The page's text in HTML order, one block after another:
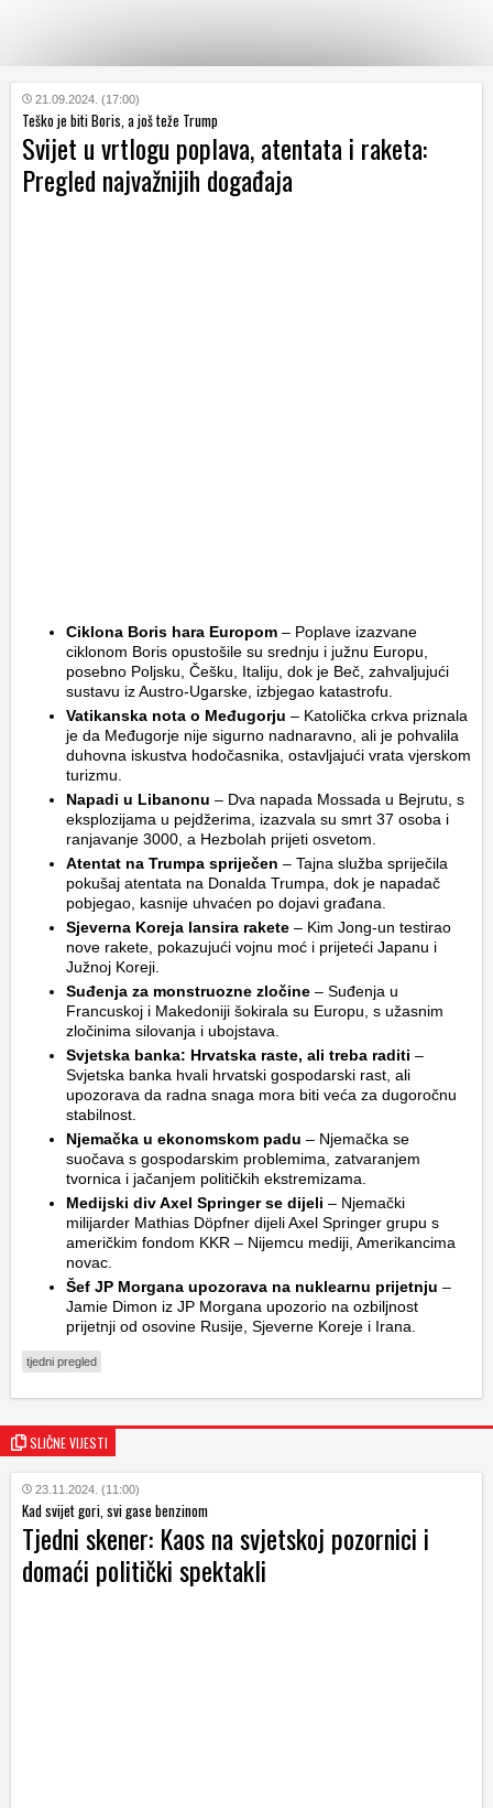
KATEGORIJE
HRVATSKI
WEB
21.09.2024. (17:00)
Teško je biti Boris, a još teže Trump
Svijet u vrtlogu poplava, atentata i raketa:
Pregled najvažnijih događaja
Ciklona Boris hara Europom – Poplave izazvane
ciklonom Boris opustošile su srednju i južnu Europu,
posebno Poljsku, Češku, Italiju, dok je Beč, zahvaljujući
sustavu iz Austro-Ugarske, izbjegao katastrofu.
Vatikanska nota o Međugorju – Katolička crkva priznala
je da Međugorje nije sigurno nadnaravno, ali je pohvalila
duhovna iskustva hodočasnika, ostavljajući vrata vjerskom
turizmu.
Napadi u Libanonu – Dva napada Mossada u Bejrutu, s
eksplozijama u pejdžerima, izazvala su smrt 37 osoba i
ranjavanje 3000, a Hezbolah prijeti osvetom.
Atentat na Trumpa spriječen – Tajna služba spriječila
pokušaj atentata na Donalda Trumpa, dok je napadač
pobjegao, kasnije uhvaćen po dojavi građana.
Sjeverna Koreja lansira rakete – Kim Jong-un testirao
nove rakete, pokazujući vojnu moć i prijeteći Japanu i
Južnoj Koreji.
Suđenja za monstruozne zločine – Suđenja u
Francuskoj i Makedoniji šokirala su Europu, s užasnim
zločinima silovanja i ubojstava.
Svjetska banka: Hrvatska raste, ali treba raditi –
Svjetska banka hvali hrvatski gospodarski rast, ali
upozorava da radna snaga mora biti veća za dugoročnu
stabilnost.
Njemačka u ekonomskom padu – Njemačka se
suočava s gospodarskim problemima, zatvaranjem
tvornica i jačanjem političkih ekstremizama.
Medijski div Axel Springer se dijeli – Njemački
milijarder Mathias Döpfner dijeli Axel Springer grupu s
američkim fondom KKR – Nijemcu mediji, Amerikancima
novac.
Šef JP Morgana upozorava na nuklearnu prijetnju –
Jamie Dimon iz JP Morgana upozorio na ozbiljnost
prijetnji od osovine Rusije, Sjeverne Koreje i Irana.
tjedni pregled
SLIČNE VIJESTI
23.11.2024. (11:00)
Kad svijet gori, svi gase benzinom
Tjedni skener: Kaos na svjetskoj pozornici i
domaći politički spektakli